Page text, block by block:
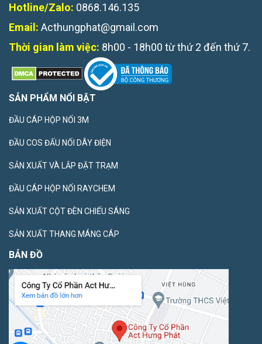
Hotline/Zalo: 0868.146.135
Email: Acthungphat@gmail.com
Thời gian làm việc: 8h00 - 18h00 từ thứ 2 đến thứ 7.
SẢN PHẨM NỔI BẬT
ĐẦU CÁP HỘP NỐI 3M
ĐẦU COS ĐẤU NỐI DÂY ĐIỆN
SẢN XUẤT VÀ LẮP ĐẶT TRẠM
ĐẦU CÁP HỘP NỐI RAYCHEM
SẢN XUẤT CỘT ĐÈN CHIẾU SÁNG
SẢN XUẤT THANG MÁNG CÁP
BẢN ĐỒ